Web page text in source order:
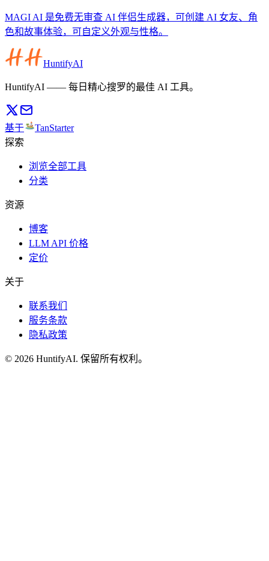
MAGI AI 是免费无审查 AI 伴侣生成器，可创建 AI 女友、角
色和故事体验，可自定义外观与性格。
HuntifyAI
HuntifyAI —— 每日精心搜罗的最佳 AI 工具。
基于
TanStarter
探索
浏览全部工具
分类
资源
博客
LLM API 价格
定价
关于
联系我们
服务条款
隐私政策
© 2026 HuntifyAI. 保留所有权利。